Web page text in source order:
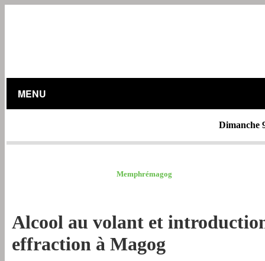
MENU
Dimanche
Memphrémagog
Alcool au volant et
effraction à Magog